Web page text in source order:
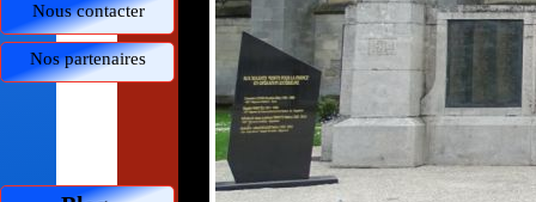
Nos partenaires
Nous contacter